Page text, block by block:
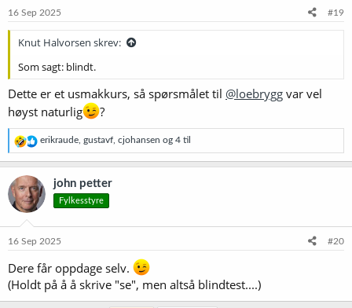
16 Sep 2025 #19
Knut Halvorsen skrev:
Som sagt: blindt.
Dette er et usmakkurs, så spørsmålet til @loebrygg var vel
høyst naturlig
?
R
e
a
s
n
e
:
erikraude gustavf cjohansen og 4 til
john petter
Fylkesstyre
16 Sep 2025 #20
Dere får oppdage selv.
(Holdt på å å skrive "se", men altså blindtest....)